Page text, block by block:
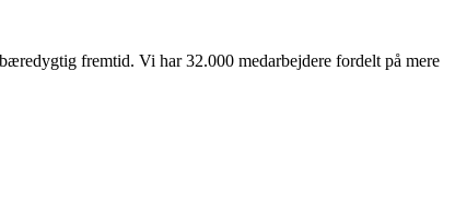
fremtid. Vi har 32.000 medarbejdere fordelt på mere